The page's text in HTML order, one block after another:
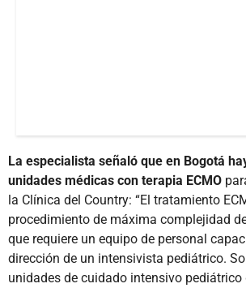
La especialista señaló que en Bogotá
unidades médicas con terapia ECMO
la Clínica del Country: “El tratamiento
procedimiento de máxima complejidad
que requiere un equipo de personal
dirección de un intensivista pediátrico.
unidades de cuidado intensivo pediátrico